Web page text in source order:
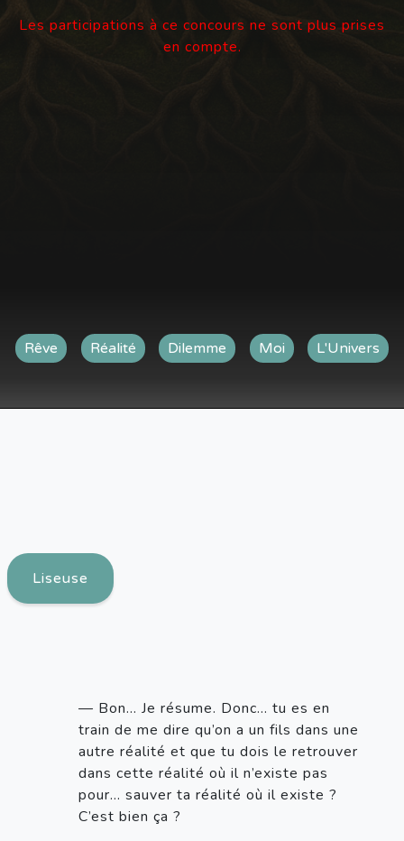
Les participations à ce concours ne sont plus prises
en compte.
Rêve Réalité Dilemme Moi L'Univers
Liseuse
— Bon… Je résume. Donc… tu es en
train de me dire qu’on a un fils dans une
autre réalité et que tu dois le retrouver
dans cette réalité où il n’existe pas
pour… sauver ta réalité où il existe ?
C’est bien ça ?